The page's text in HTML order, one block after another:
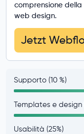
comprensione
web design.
Jetzt
Supporto (10 %)
Templates e design
Usabilità (25%)